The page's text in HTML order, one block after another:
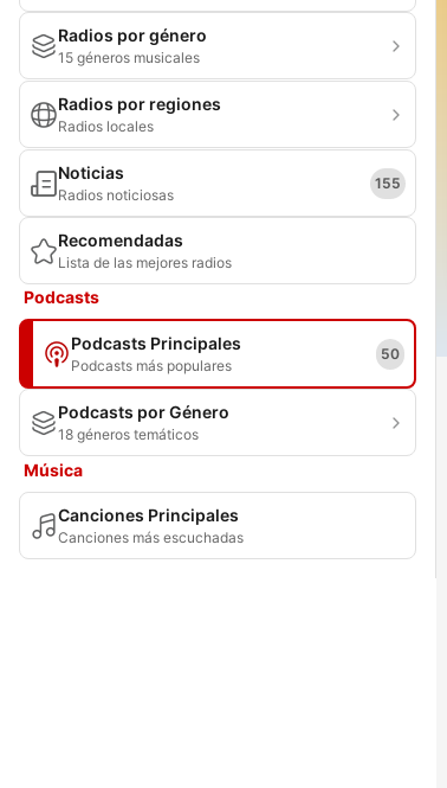
Radios por género
15 géneros musicales
Radios por regiones
Radios locales
Noticias
Radios noticiosas
155
Recomendadas
Lista de las mejores radios
Podcasts
Podcasts Principales
Podcasts más populares
50
Podcasts por Género
18 géneros temáticos
Música
Canciones Principales
Canciones más escuchadas